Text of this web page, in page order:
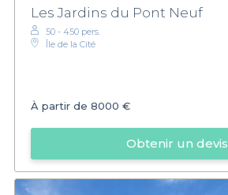
Les Jardins du Pont Neuf
50 - 450 pers.
Île de la Cité
À partir de 8000 €
Obtenir un devis